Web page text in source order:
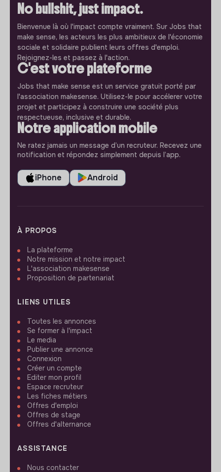
No bullshit, just impact.
Bienvenue là où l'impact compte vraiment. Sur Jobs that
make sense, les acteurs les plus ambitieux de l'économie
sociale et solidaire publient leurs offres d'emploi.
Rejoignez-les et passez à l'action.
C'est votre plateforme
Jobs that make sense est un service gratuit porté par
l'association makesense. Utilisez-le pour accélerer votre
projet et participez à construire une société plus
respectueuse, inclusive et durable.
Notre application mobile
Ne ratez jamais un message d’un recruteur. Recevez une
notification et répondez simplement depuis l’app.
iPhone Android
À PROPOS
La plateforme
Notre mission et notre impact
L'association makesense
Proposition de partenariat
LIENS UTILES
Toutes les annonces
Se former à l'impact
Le media
Publier une annonce
Connexion
Créer un compte
Editer mon profil
Espace recruteur
Les fiches métiers
Offres d'emploi
Offres de stage
Offres d'alternance
ASSISTANCE
Nous contacter